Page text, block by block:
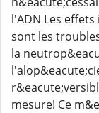
l'ADN Les
sont les
la
mesure! Ce